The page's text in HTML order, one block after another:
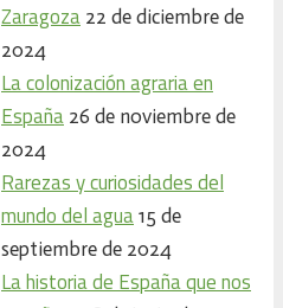
Zaragoza 22 de diciembre de
2024
La colonización agraria en
España 26 de noviembre de
2024
Rarezas y curiosidades del
mundo del agua 15 de
septiembre de 2024
La historia de España que nos